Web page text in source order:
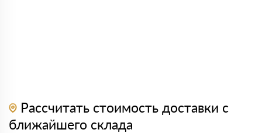
Рассчитать стоимость доставки с
ближайшего склада